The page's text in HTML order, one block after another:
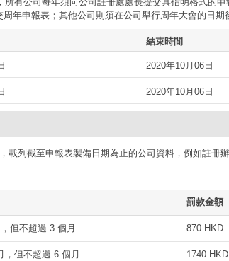
年申報表；其他公司則須在公司舉行周年大會的日期
結束時間
2020年10月06日
2020年10月06日
載列截至申報表製備日期為止的公司資料，例如註冊
罰款金額
但不超過 3 個月 870 HKD
，但不超過 6 個月 1740 HKD